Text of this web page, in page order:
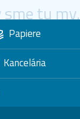
sme tu my.
Papiere
Kancelária